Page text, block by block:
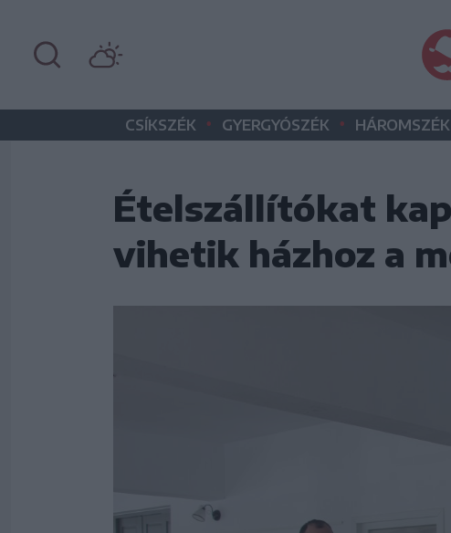
CSÍKSZÉK • GYERGYÓSZÉK • HÁROMSZÉK
Ételszállítókat
vihetik házhoz a